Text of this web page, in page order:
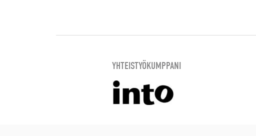
YHTEISTYÖKUMPPANI